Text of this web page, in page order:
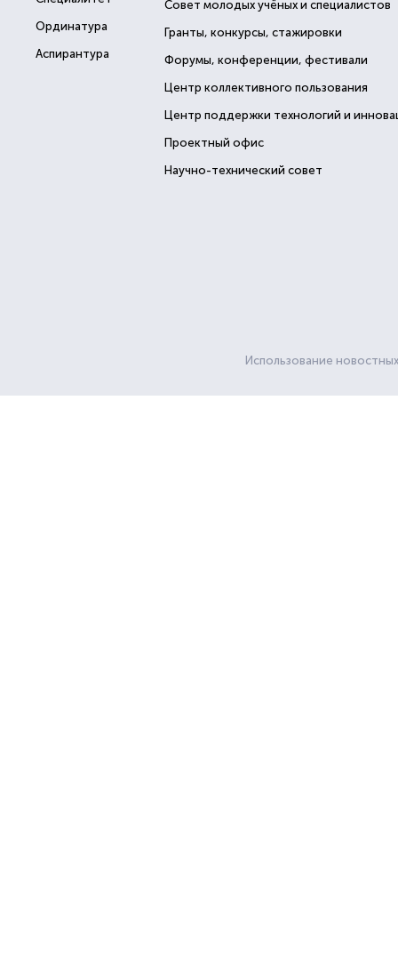
Ординатура
Аспирантура
Совет молодых учёных и специалистов
Гранты, конкурсы, стажировки
Форумы, конференции, фестивали
Центр коллективного пользования
Центр поддержки технологий и
Проектный офис
Научно-технический совет
Использование